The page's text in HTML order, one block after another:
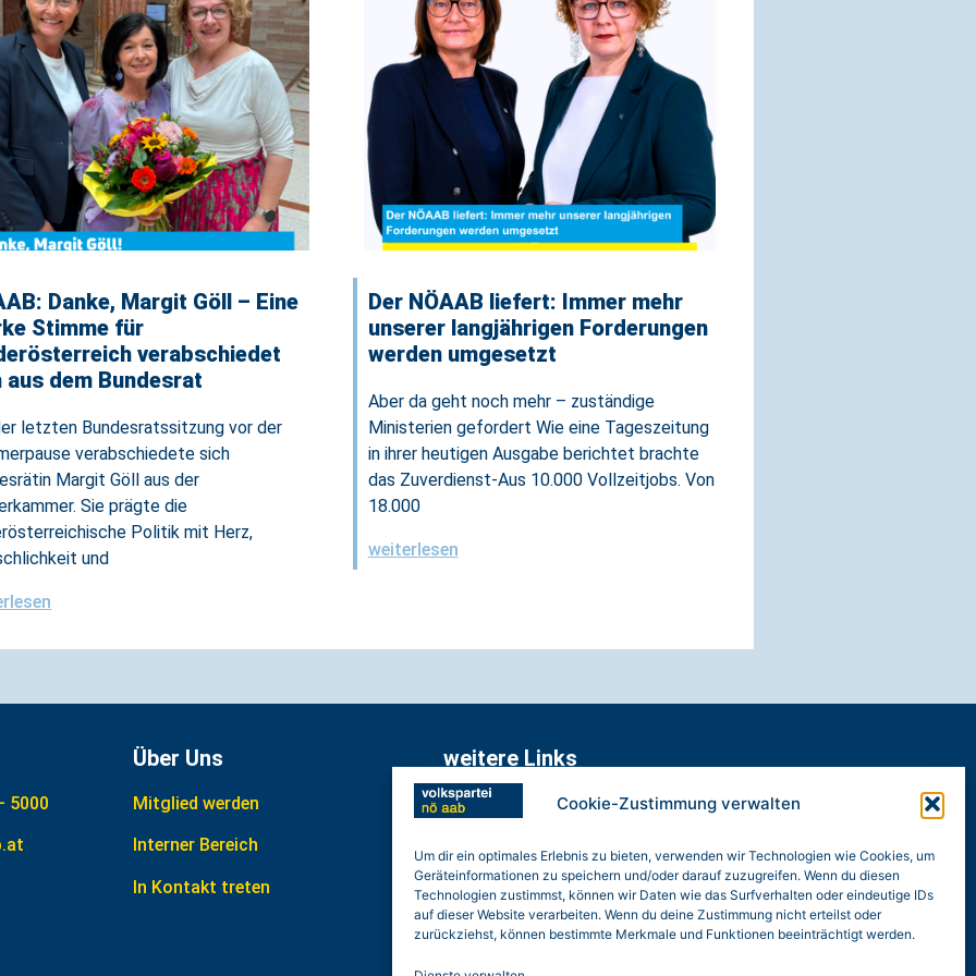
Cookie-Zustimmung verwalten
Um dir ein optimales Erlebnis zu bieten, verwenden wir Technologien wie Cookies, um
Geräteinformationen zu speichern und/oder darauf zuzugreifen. Wenn du diesen
Technologien zustimmst, können wir Daten wie das Surfverhalten oder eindeutige IDs
auf dieser Website verarbeiten. Wenn du deine Zustimmung nicht erteilst oder
zurückziehst, können bestimmte Merkmale und Funktionen beeinträchtigt werden.
Danke, Margit Göll – Eine
Stimme für
verabschiedet
aus dem Bundesrat
letzten Bundesratssitzung vor der
verabschiedete sich
Margit Göll aus der
Sie prägte die
Politik mit Herz,
und
Der NÖAAB liefert: Immer mehr
unserer langjährigen Forderungen
werden umgesetzt
Aber da geht noch mehr – zuständige
Ministerien gefordert Wie eine Tageszeitung
in ihrer heutigen Ausgabe berichtet brachte
das Zuverdienst-Aus 10.000 Vollzeitjobs. Von
18.000
weiterlesen
5000
Über Uns
Mitglied werden
Interner Bereich
In Kontakt treten
weitere Links
Datenschutz
Cookie-Hinweis (EU)
Gewinnspiel